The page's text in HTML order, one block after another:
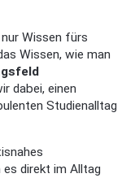
Wissen fürs
Wissen, wie man
dabei, einen
Studienalltag
es direkt im Alltag